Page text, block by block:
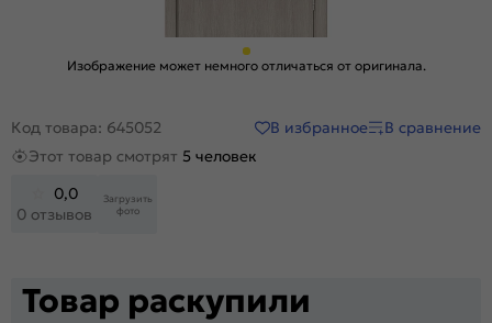
Изображение может немного отличаться от оригинала.
Код товара: 645052 В избранное
В сравнение
Этот товар смотрят 5 человек
0,0
0 отзывов
Загрузить
фото
Товар раскупили